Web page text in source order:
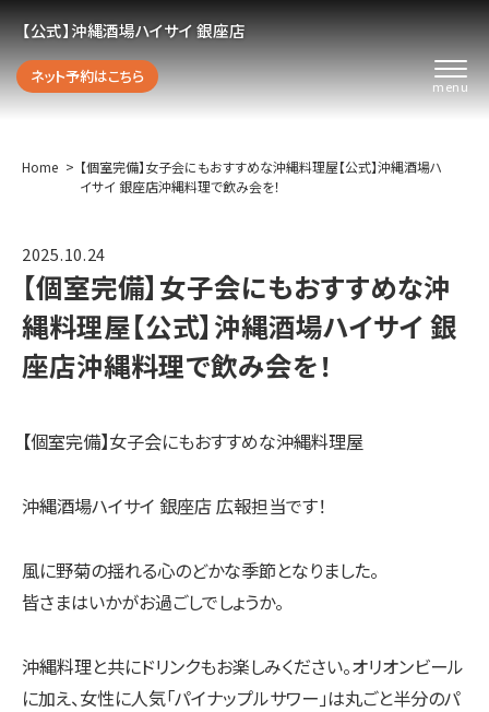
【公式】沖縄酒場ハイサイ 銀座店
ネット予約はこちら
Home
【個室完備】女子会にもおすすめな沖縄料理屋【公式】沖縄酒場ハ
イサイ 銀座店沖縄料理で飲み会を！
2025.10.24
【個室完備】女子会にもおすすめな沖
縄料理屋【公式】沖縄酒場ハイサイ 銀
座店沖縄料理で飲み会を！
【個室完備】女子会にもおすすめな沖縄料理屋
沖縄酒場ハイサイ 銀座店 広報担当です！
風に野菊の揺れる心のどかな季節となりました。
皆さまはいかがお過ごしでしょうか。
沖縄料理と共にドリンクもお楽しみください。オリオンビール
に加え、女性に人気「パイナップルサワー」は丸ごと半分のパ